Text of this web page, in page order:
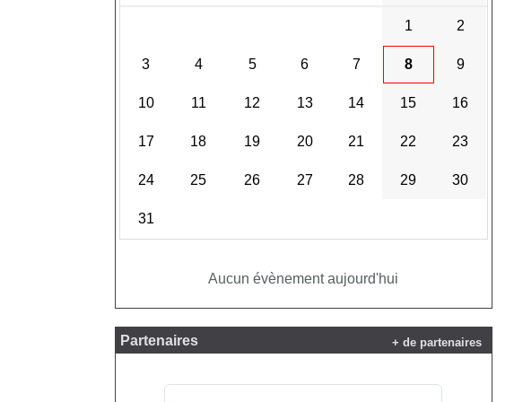
1 2
3 4 5 6 7 8 9
10 11 12 13 14 15 16
17 18 19 20 21 22 23
24 25 26 27 28 29 30
31
Aucun évènement aujourd'hui
Partenaires + de partenaires